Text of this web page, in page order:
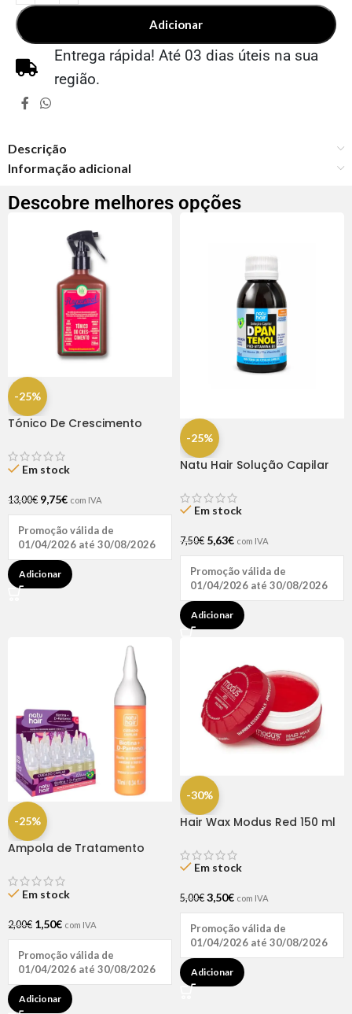
Adicionar
Entrega rápida! Até 03 dias úteis na sua
região.
Descrição
Informação adicional
Descobre melhores opções
-25%
Tónico De Crescimento
Em stock
13,00€ 9,75€ com IVA
Promoção válida de
01/04/2026 até 30/08/2026
Adicionar
-25%
Natu Hair Solução Capilar
Em stock
7,50€ 5,63€ com IVA
Promoção válida de
01/04/2026 até 30/08/2026
Adicionar
-25%
Ampola de Tratamento
Hair (1 UNIDADE)
Em stock
2,00€ 1,50€ com IVA
Promoção válida de
01/04/2026 até 30/08/2026
Adicionar
-30%
Hair Wax Modus Red 150 ml
Em stock
5,00€ 3,50€ com IVA
Promoção válida de
01/04/2026 até 30/08/2026
Adicionar